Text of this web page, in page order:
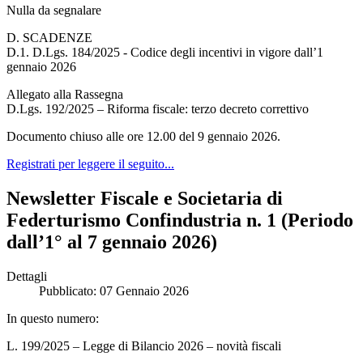
Nulla da segnalare
D. SCADENZE
D.1. D.Lgs. 184/2025 - Codice degli incentivi in vigore dall’1
gennaio 2026
Allegato alla Rassegna
D.Lgs. 192/2025 – Riforma fiscale: terzo decreto correttivo
Documento chiuso alle ore 12.00 del 9 gennaio 2026.
Registrati per leggere il seguito...
Newsletter Fiscale e Societaria di
Federturismo Confindustria n. 1 (Periodo
dall’1° al 7 gennaio 2026)
Dettagli
Pubblicato: 07 Gennaio 2026
In questo numero:
L. 199/2025 – Legge di Bilancio 2026 – novità fiscali